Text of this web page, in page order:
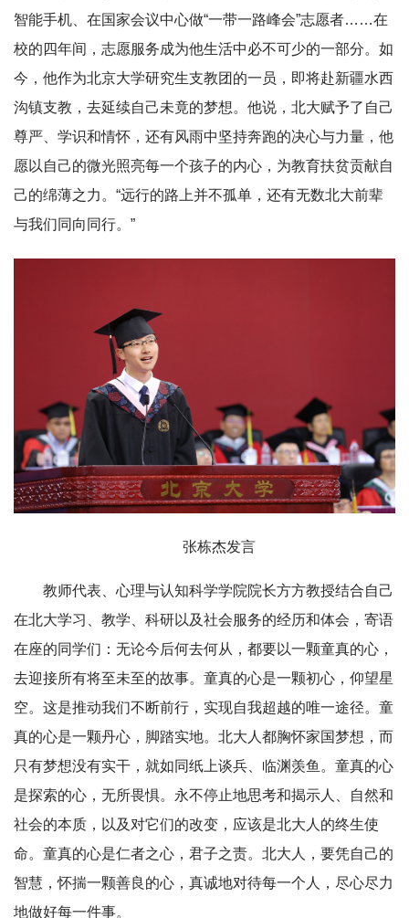
智能手机、在国家会议中心做“一带一路峰会”志愿者……在
校的四年间，志愿服务成为他生活中必不可少的一部分。如
今，他作为北京大学研究生支教团的一员，即将赴新疆水西
沟镇支教，去延续自己未竟的梦想。他说，北大赋予了自己
尊严、学识和情怀，还有风雨中坚持奔跑的决心与力量，他
愿以自己的微光照亮每一个孩子的内心，为教育扶贫贡献自
己的绵薄之力。“远行的路上并不孤单，还有无数北大前辈
与我们同向同行。”
张栋杰发言
教师代表、心理与认知科学学院院长方方教授结合自己
在北大学习、教学、科研以及社会服务的经历和体会，寄语
在座的同学们：无论今后何去何从，都要以一颗童真的心，
去迎接所有将至未至的故事。童真的心是一颗初心，仰望星
空。这是推动我们不断前行，实现自我超越的唯一途径。童
真的心是一颗丹心，脚踏实地。北大人都胸怀家国梦想，而
只有梦想没有实干，就如同纸上谈兵、临渊羡鱼。童真的心
是探索的心，无所畏惧。永不停止地思考和揭示人、自然和
社会的本质，以及对它们的改变，应该是北大人的终生使
命。童真的心是仁者之心，君子之责。北大人，要凭自己的
智慧，怀揣一颗善良的心，真诚地对待每一个人，尽心尽力
地做好每一件事。